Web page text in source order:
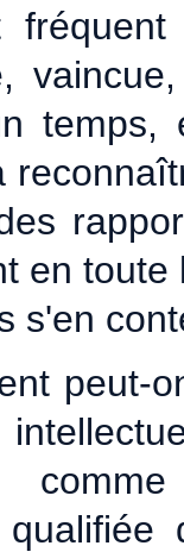
en toute
s'en
peut-
qualifiée